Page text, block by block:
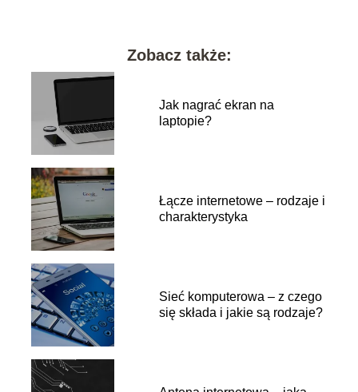
Zobacz także:
Jak nagrać ekran na
laptopie?
Łącze internetowe – rodzaje i
charakterystyka
Sieć komputerowa – z czego
się składa i jakie są rodzaje?